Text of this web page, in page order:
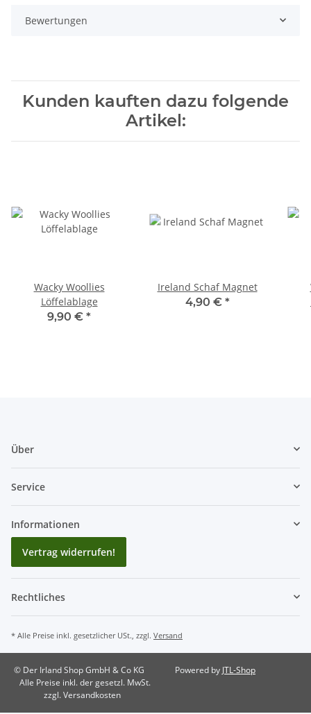
Bewertungen
Kunden kauften dazu folgende
Artikel:
Wacky Woollies
Löffelablage
9,90 € *
Ireland Schaf Magnet
4,90 € *
Über
Service
Informationen
Vertrag widerrufen!
Rechtliches
* Alle Preise inkl. gesetzlicher USt., zzgl. Versand
© Der Irland Shop GmbH & Co KG
Alle Preise inkl. der gesetzl. MwSt.
zzgl. Versandkosten
Powered by JTL-Shop